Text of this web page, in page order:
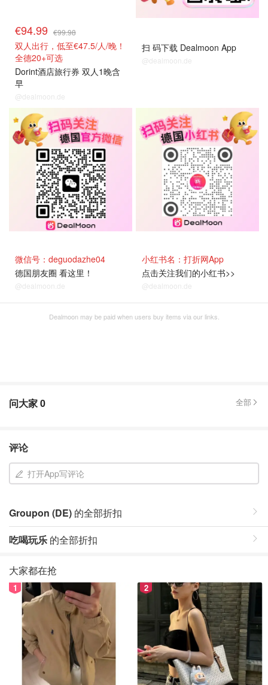
€94.99 €99.98
双人出行，低至€47.5/人/晚！
全德20+可选
Dorint酒店旅行券 双人1晚含
早
@dealmoon.de
扫 码下载 Dealmoon App
@dealmoon.de
关注我们~
微信号：deguodazhe04
德国朋友圈 看这里！
@dealmoon.de
关注我们~
小红书名：打折网App
点击关注我们的小红书>>
@dealmoon.de
Dealmoon may be paid when users buy items via our links.
问大家0 全部
评论
打开App写评论
Groupon (DE) 的全部折扣
吃喝玩乐 的全部折扣
大家都在抢
1 2